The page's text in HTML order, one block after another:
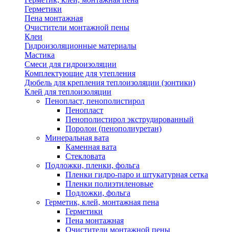
Герметики
Пена монтажная
Очистители монтажной пены
Клеи
Гидроизоляционные материалы
Мастика
Смеси для гидроизоляции
Комплектующие для утепления
Дюбель для крепления теплоизоляции (зонтики)
Клей для теплоизоляции
Пенопласт, пенополистирол
Пенопласт
Пенополистирол экструдированный
Поролон (пенополиуретан)
Минеральная вата
Каменная вата
Стекловата
Подложки, пленки, фольга
Пленки гидро-паро и штукатурная сетка
Пленки полиэтиленовые
Подложки, фольга
Герметик, клей, монтажная пена
Герметики
Пена монтажная
Очистители монтажной пены